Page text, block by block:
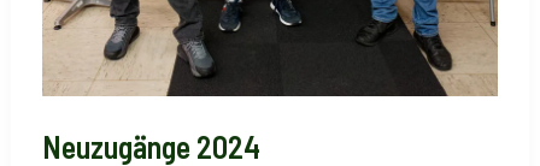
Neuzugänge 2024